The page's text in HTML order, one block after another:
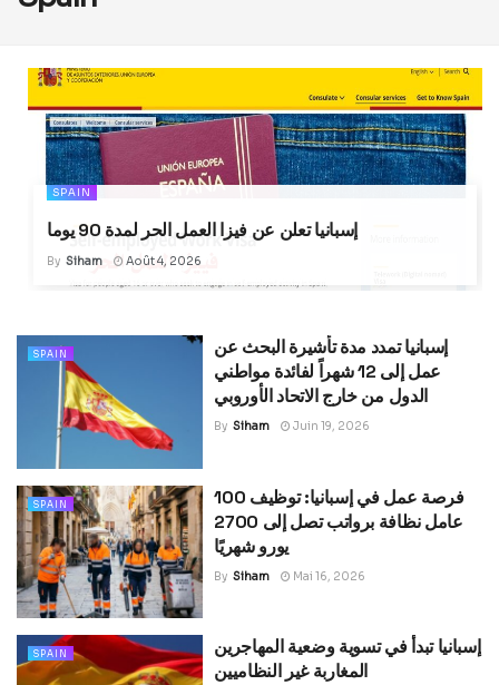
SPAIN
إسبانيا تعلن عن فيزا العمل الحر لمدة 90 يوما
By Siham Août 4, 2026
SPAIN
إسبانيا تمدد مدة تأشيرة البحث عن
عمل إلى 12 شهراً لفائدة مواطني
الدول من خارج الاتحاد الأوروبي
By Siham Juin 19, 2026
SPAIN
فرصة عمل في إسبانيا: توظيف 100
عامل نظافة برواتب تصل إلى 2700
يورو شهريًا
By Siham Mai 16, 2026
SPAIN
إسبانيا تبدأ في تسوية وضعية المهاجرين
المغاربة غير النظاميين